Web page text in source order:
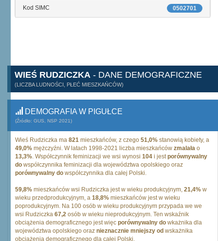
0502701
Kod SIMC
WIEŚ RUDZICZKA - DANE DEMOGRAFICZNE
(LICZBA LUDNOŚCI, PŁEĆ MIESZKAŃCÓW)
DEMOGRAFIA W PIGUŁCE
(Źródło: GUS, NSP 2021)
Wieś Rudziczka ma 821 mieszkańców, z czego 51,0% stanowią kobiety, a
49,0% mężczyźni. W latach 1998-2021 liczba mieszkańców zmalała o
13,3%. Współczynnik feminizacji we wsi wynosi 104 i jestporównywalny
do współczynnika feminizacji dla województwa opolskiego oraz
porównywalny do współczynnika dla całej Polski.
59,8% mieszkańców wsi Rudziczka jest w wieku produkcyjnym, 21,4% w
wieku przedprodukcyjnym, a 18,8% mieszkańców jest w wieku
poprodukcyjnym. Na 100 osób w wieku produkcyjnym przypada we we
wsi Rudziczka 67,2 osób w wieku nieprodukcyjnym. Ten wskaźnik
obciążenia demograficznego jest więc porównywalny do wkażnika dla
województwa opolskiego oraz nieznacznie mniejszy od wskażnika
obciążenia demograficznego dla całej Polski.